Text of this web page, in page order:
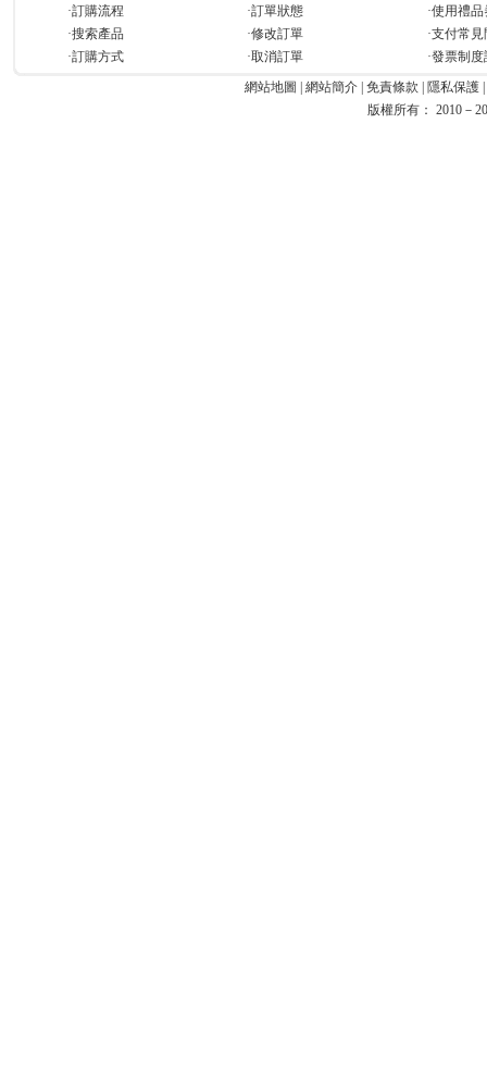
·訂購流程
·搜索產品
·訂購方式
·訂單狀態
·修改訂單
·取消訂單
·使用禮品
·支付常
·發票制
網站地圖
網站簡介 免責條款 隱私保護
版權所有： 2010－